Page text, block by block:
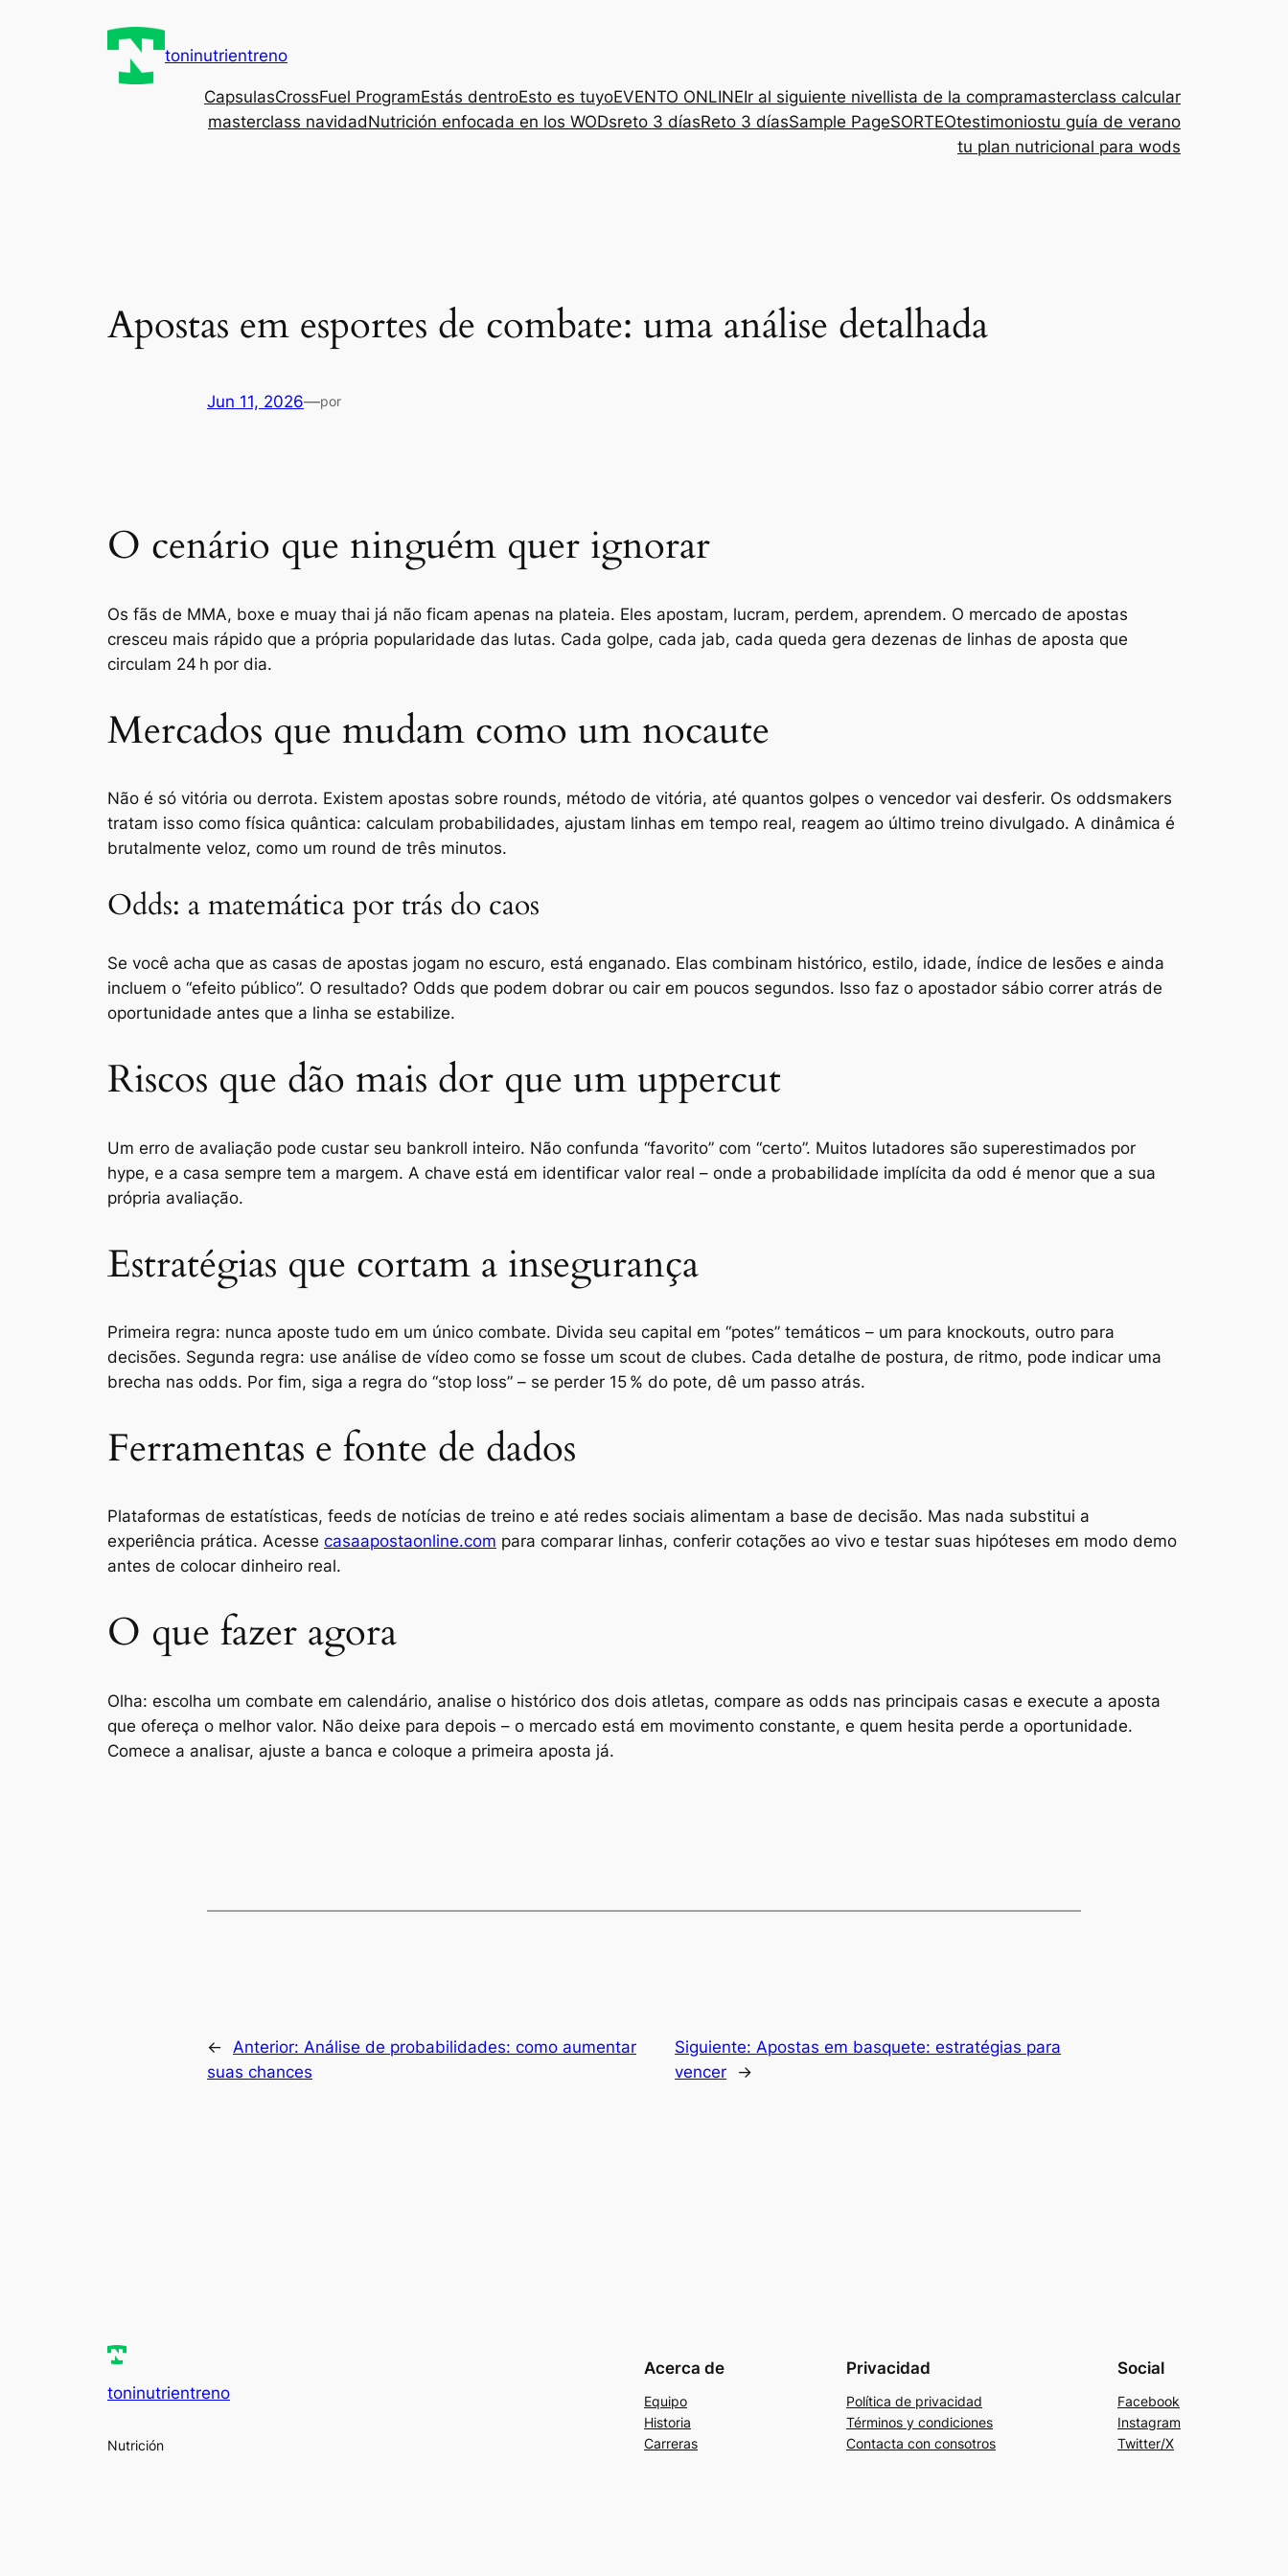
toninutrientreno
CapsulasCrossFuel ProgramEstás dentroEsto es tuyoEVENTO ONLINEIr al siguiente nivellista de la compramasterclass calcular
masterclass navidadNutrición enfocada en los WODsreto 3 díasReto 3 díasSample PageSORTEOtestimoniostu guía de verano
tu plan nutricional para wods
Apostas em esportes de combate: uma análise detalhada
Jun 11, 2026—por
O cenário que ninguém quer ignorar
Os fãs de MMA, boxe e muay thai já não ficam apenas na plateia. Eles apostam, lucram, perdem, aprendem. O mercado de apostas
cresceu mais rápido que a própria popularidade das lutas. Cada golpe, cada jab, cada queda gera dezenas de linhas de aposta que
circulam 24 h por dia.
Mercados que mudam como um nocaute
Não é só vitória ou derrota. Existem apostas sobre rounds, método de vitória, até quantos golpes o vencedor vai desferir. Os oddsmakers
tratam isso como física quântica: calculam probabilidades, ajustam linhas em tempo real, reagem ao último treino divulgado. A dinâmica é
brutalmente veloz, como um round de três minutos.
Odds: a matemática por trás do caos
Se você acha que as casas de apostas jogam no escuro, está enganado. Elas combinam histórico, estilo, idade, índice de lesões e ainda
incluem o “efeito público”. O resultado? Odds que podem dobrar ou cair em poucos segundos. Isso faz o apostador sábio correr atrás de
oportunidade antes que a linha se estabilize.
Riscos que dão mais dor que um uppercut
Um erro de avaliação pode custar seu bankroll inteiro. Não confunda “favorito” com “certo”. Muitos lutadores são superestimados por
hype, e a casa sempre tem a margem. A chave está em identificar valor real – onde a probabilidade implícita da odd é menor que a sua
própria avaliação.
Estratégias que cortam a insegurança
Primeira regra: nunca aposte tudo em um único combate. Divida seu capital em “potes” temáticos – um para knockouts, outro para
decisões. Segunda regra: use análise de vídeo como se fosse um scout de clubes. Cada detalhe de postura, de ritmo, pode indicar uma
brecha nas odds. Por fim, siga a regra do “stop loss” – se perder 15 % do pote, dê um passo atrás.
Ferramentas e fonte de dados
Plataformas de estatísticas, feeds de notícias de treino e até redes sociais alimentam a base de decisão. Mas nada substitui a
experiência prática. Acesse casaapostaonline.com para comparar linhas, conferir cotações ao vivo e testar suas hipóteses em modo demo
antes de colocar dinheiro real.
O que fazer agora
Olha: escolha um combate em calendário, analise o histórico dos dois atletas, compare as odds nas principais casas e execute a aposta
que ofereça o melhor valor. Não deixe para depois – o mercado está em movimento constante, e quem hesita perde a oportunidade.
Comece a analisar, ajuste a banca e coloque a primeira aposta já.
← Anterior: Análise de probabilidades: como aumentar
suas chances
Siguiente: Apostas em basquete: estratégias para
vencer
→
toninutrientreno
Nutrición
Acerca de
Equipo
Historia
Carreras
Privacidad
Política de privacidad
Términos y condiciones
Contacta con consotros
Social
Facebook
Instagram
Twitter/X